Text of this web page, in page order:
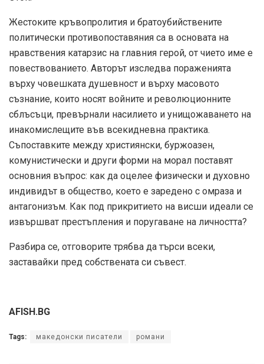
Жестоките кръвопролития и братоубийствените
политически противопоставяния са в основата на
нравствения катарзис на главния герой, от чието име е
повествованието. Авторът изследва пораженията
върху човешката душевност и върху масовото
съзнание, които носят войните и революционните
сблъсъци, превърнали насилието и унищожаването на
инакомислещите във всекидневна практика.
Съпоставките между християнски, буржоазен,
комунистически и други форми на морал поставят
основния въпрос: как да оцелее физически и духовно
индивидът в общество, което е заредено с омраза и
антагонизъм. Как под прикритието на висши идеали се
извършват престъпления и поругаване на личността?
Разбира се, отговорите трябва да търси всеки,
заставайки пред собствената си съвест.
AFISH.BG
Tags: македонски писатели романи